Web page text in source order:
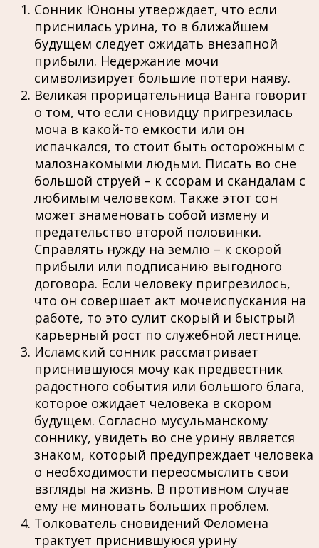
Сонник Юноны утверждает, что если
приснилась урина, то в ближайшем
будущем следует ожидать внезапной
прибыли. Недержание мочи
символизирует большие потери наяву.
Великая прорицательница Ванга говорит
о том, что если сновидцу пригрезилась
моча в какой-то емкости или он
испачкался, то стоит быть осторожным с
малознакомыми людьми. Писать во сне
большой струей – к ссорам и скандалам с
любимым человеком. Также этот сон
может знаменовать собой измену и
предательство второй половинки.
Справлять нужду на землю – к скорой
прибыли или подписанию выгодного
договора. Если человеку пригрезилось,
что он совершает акт мочеиспускания на
работе, то это сулит скорый и быстрый
карьерный рост по служебной лестнице.
Исламский сонник рассматривает
приснившуюся мочу как предвестник
радостного события или большого блага,
которое ожидает человека в скором
будущем. Согласно мусульманскому
соннику, увидеть во сне урину является
знаком, который предупреждает человека
о необходимости переосмыслить свои
взгляды на жизнь. В противном случае
ему не миновать больших проблем.
Толкователь сновидений Феломена
трактует приснившуюся урину